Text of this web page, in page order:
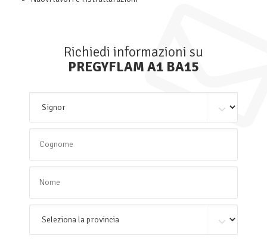
Richiedi informazioni su
PREGYFLAM A1 BA15